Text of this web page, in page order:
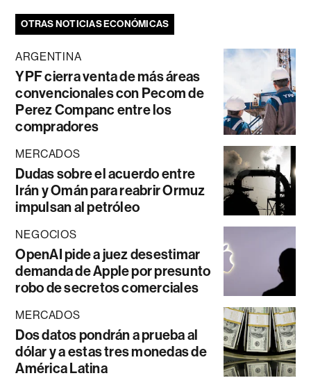
OTRAS NOTICIAS ECONÓMICAS
ARGENTINA
YPF cierra venta de más áreas
convencionales con Pecom de
Perez Companc entre los
compradores
MERCADOS
Dudas sobre el acuerdo entre
Irán y Omán para reabrir Ormuz
impulsan al petróleo
NEGOCIOS
OpenAI pide a juez desestimar
demanda de Apple por presunto
robo de secretos comerciales
MERCADOS
Dos datos pondrán a prueba al
dólar y a estas tres monedas de
América Latina